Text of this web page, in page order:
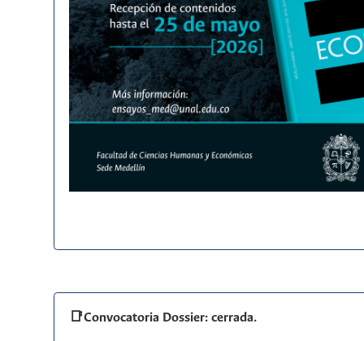
📑Convocatoria Dossier: cerrada.